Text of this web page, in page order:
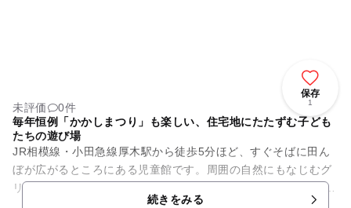
保存
1
未評価
0件
毎年恒例「かかしまつり」も楽しい、住宅地にたたずむ子ども
たちの遊び場
JR相模線・小田急線厚木駅から徒歩5分ほど、すぐそばに田ん
ぼが広がるところにある児童館です。周囲の自然にもなじむグ
リーンの外観が特徴です。 施設内には集会室や音楽室、調理実
続きをみる